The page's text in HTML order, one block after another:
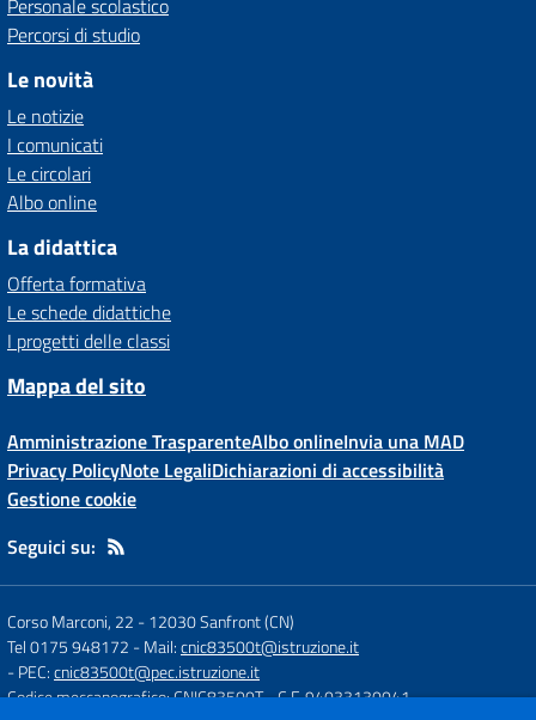
Personale scolastico
Percorsi di studio
Le novità
Le notizie
I comunicati
Le circolari
Albo online
La didattica
Offerta formativa
Le schede didattiche
I progetti delle classi
Mappa del sito
Amministrazione TrasparenteAlbo onlineInvia una MAD
Privacy PolicyNote LegaliDichiarazioni di accessibilità
Gestione cookie
Seguici su:
Corso Marconi, 22 -12030 Sanfront (CN)
Tel 0175 948172 - Mail:cnic83500t@istruzione.it
- PEC:cnic83500t@pec.istruzione.it
Codice meccanografico: CNIC83500T- C.F. 94033130041